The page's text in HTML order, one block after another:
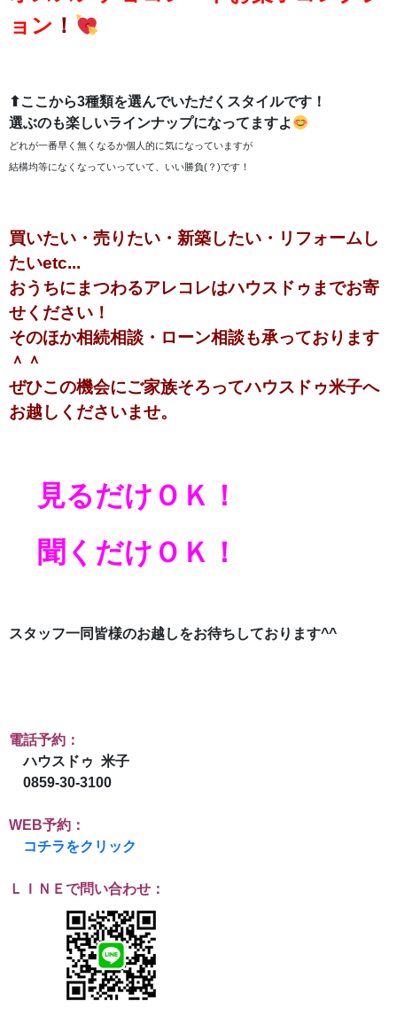
ョン ！
⬆ここから3種類を選んでいただくスタイルです！
選ぶのも楽しいラインナップになってますよ
どれが一番早く無くなるか個人的に気になっていますが
結構均等になくなっていっていて、いい勝負(？)です！
買いたい・売りたい・新築したい・リフォームし
たいetc...
おうちにまつわるアレコレはハウスドゥまでお寄
せください！
そのほか相続相談・ローン相談も承っております
＾＾
ぜひこの機会にご家族そろってハウスドゥ米子へ
お越しくださいませ。
見るだけＯＫ！
聞くだけＯＫ！
スタッフ一同 皆様のお越しをお待ちしております^^
電話予約：
ハウスドゥ 米子
0859-30-3100
WEB予約：
コチラをクリック
ＬＩＮＥで問い合わせ：